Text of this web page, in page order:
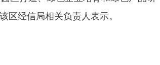
区经信局相关负责人表示。